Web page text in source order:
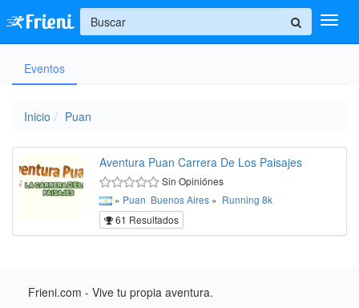
Ingresar
+
Eventos
Inicio Puan
Aventura Puan Carrera De Los Paisajes
Sin Opiniónes
» Puan Buenos Aires » Running 8k
61 Resultados
Frieni.com - Vive tu propia aventura.